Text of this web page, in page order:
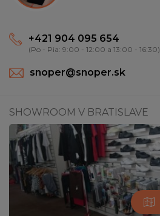
+421 904 095 654
(Po - Pia: 9:00 - 12:00 a 13:00 - 16:30)
snoper@snoper.sk
SHOWROOM V BRATISLAVE